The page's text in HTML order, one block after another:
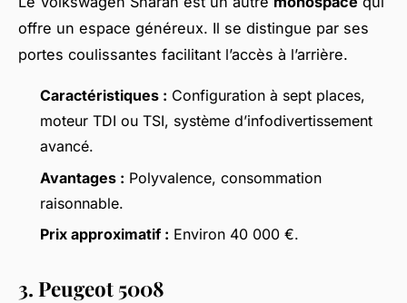
offre un espace généreux. Il se distingue par ses
portes coulissantes facilitant l’accès à l’arrière.
Caractéristiques : Configuration à sept places,
moteur TDI ou TSI, système d’infodivertissement
avancé.
Avantages : Polyvalence, consommation
raisonnable.
Prix approximatif : Environ 40 000 €.
3. Peugeot 5008